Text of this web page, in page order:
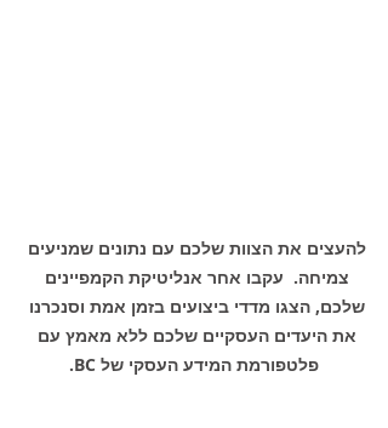
להעצים את הצוות שלכם עם נתונים שמניעים
צמיחה.  עקבו אחר אנליטיקת הקמפיינים
שלכם, הצגו מדדי ביצועים בזמן אמת וסנכרנו
את היעדים העסקיים שלכם ללא מאמץ עם
פלטפורמת המידע העסקי של BC.